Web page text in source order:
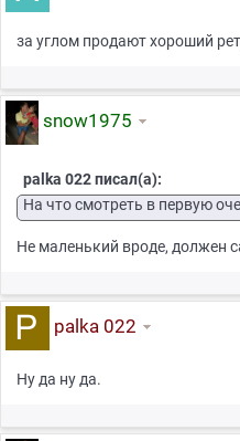
за углом продают хороший
snow1975
palka 022 писал(а):
На что смотреть в первую
Не маленький вроде, должен
palka 022
Ну да ну да.